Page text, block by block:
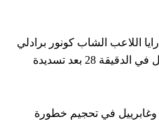
اللاعب الشاب كونور برادلي
من تسجيل هدف محقق لليفربول في الدقيقة 28 بعد تسديدة
وغابرييل في تحجيم خطورة